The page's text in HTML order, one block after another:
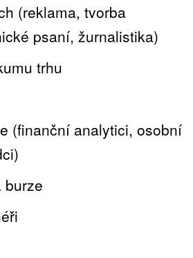
(reklama, tvorba
psaní, žurnalistika)
trhu
(finanční analytici, osobní
burze